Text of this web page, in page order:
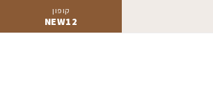
קופון
NEW12